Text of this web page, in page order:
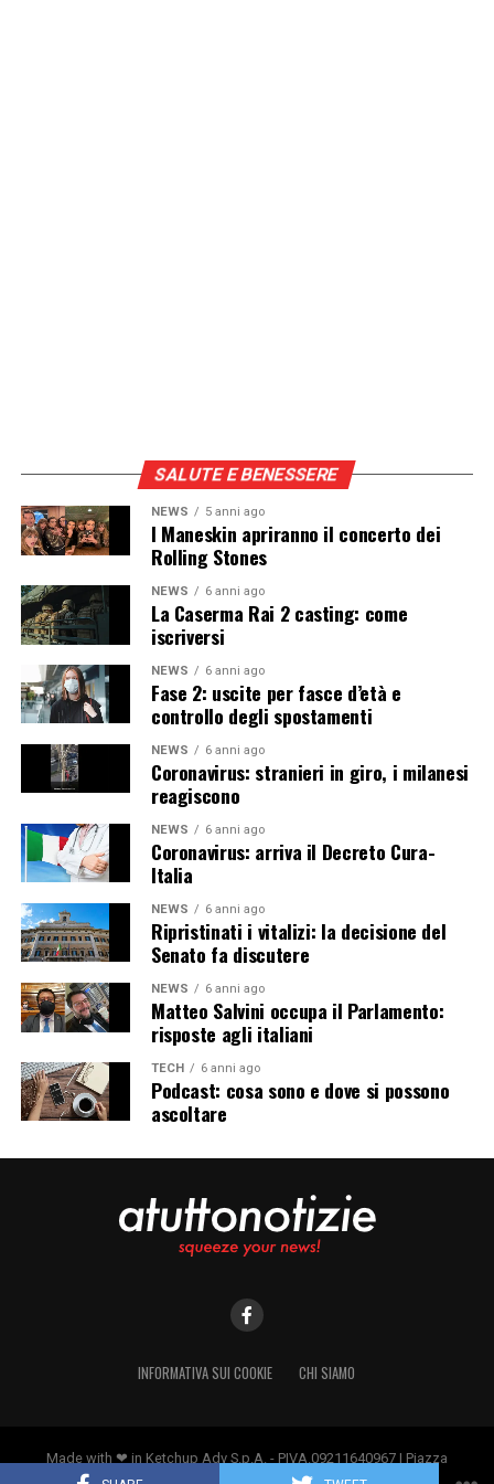
SALUTE E BENESSERE
NEWS 5 anni ago
I Maneskin apriranno il concerto dei
Rolling Stones
NEWS 6 anni ago
La Caserma Rai 2 casting: come
iscriversi
NEWS 6 anni ago
Fase 2: uscite per fasce d’età e
controllo degli spostamenti
NEWS 6 anni ago
Coronavirus: stranieri in giro, i milanesi
reagiscono
NEWS 6 anni ago
Coronavirus: arriva il Decreto Cura-
Italia
NEWS 6 anni ago
Ripristinati i vitalizi: la decisione del
Senato fa discutere
NEWS 6 anni ago
Matteo Salvini occupa il Parlamento:
risposte agli italiani
TECH 6 anni ago
Podcast: cosa sono e dove si possono
ascoltare
INFORMATIVA SUI COOKIE CHI SIAMO
Made with ❤ in Ketchup Adv S.p.A. - PIVA.09211640967 | Piazza
Borromeo 14, 20123 Milano